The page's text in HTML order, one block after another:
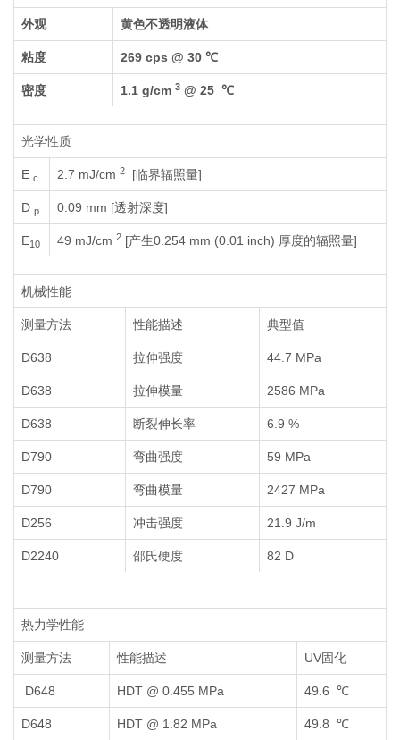
外观 黄色不透明液体
粘度 269 cps @ 30 ℃
密度 1.1 g/cm 3 @ 25 ℃
光学性质
E c 2.7 mJ/cm 2 [临界辐照量]
D p 0.09 mm [透射深度]
E10 49 mJ/cm 2 [产生0.254 mm (0.01 inch) 厚度的辐照量]
机械性能
测量方法 性能描述 典型值
D638 拉伸强度 44.7 MPa
D638 拉伸模量 2586 MPa
D638 断裂伸长率 6.9 %
D790 弯曲强度 59 MPa
D790 弯曲模量 2427 MPa
D256 冲击强度 21.9 J/m
D2240 邵氏硬度 82 D
热力学性能
测量方法 性能描述 UV固化
D648 HDT @ 0.455 MPa 49.6 ℃
D648 HDT @ 1.82 MPa 49.8 ℃